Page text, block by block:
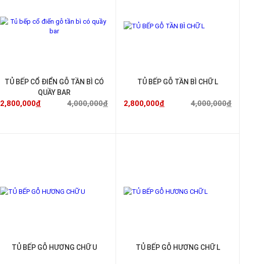
TỦ BẾP CỔ ĐIỂN GỖ TẦN BÌ CÓ
QUẦY BAR
2,800,000đ 4,000,000đ
TỦ BẾP GỖ TẦN BÌ CHỮ L
2,800,000đ 4,000,000đ
TỦ BẾP GỖ HƯƠNG CHỮ U TỦ BẾP GỖ HƯƠNG CHỮ L